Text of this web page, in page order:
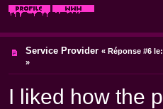
Service Provider « Réponse #6 le:
»
I liked how the